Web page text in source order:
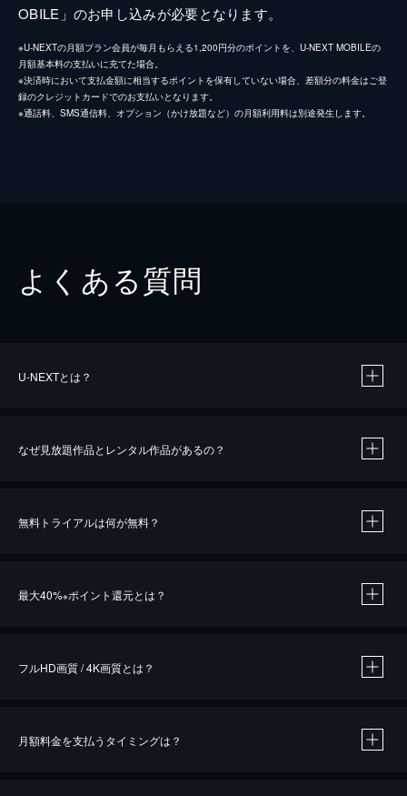
OBILE」のお申し込みが必要となります。
※U-NEXTの月額プラン会員が毎月もらえる1,200円分のポイントを、U-NEXT MOBILEの
月額基本料の支払いに充てた場合。
※決済時において支払金額に相当するポイントを保有していない場合、差額分の料金はご登
録のクレジットカードでのお支払いとなります。
※通話料、SMS通信料、オプション（かけ放題など）の月額利用料は別途発生します。
よくある質問
U-NEXTとは？
なぜ見放題作品とレンタル作品があるの？
無料トライアルは何が無料？
最大40%※ポイント還元とは？
※40％ポイント還元の対象は、クレジットカード決済による作品の購入 / レンタルです。
フルHD画質 / 4K画質とは？
月額料金を支払うタイミングは？